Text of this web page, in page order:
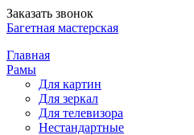
Заказать звонок
Багетная мастерская
Главная
Рамы
Для картин
Для зеркал
Для телевизора
Нестандартные